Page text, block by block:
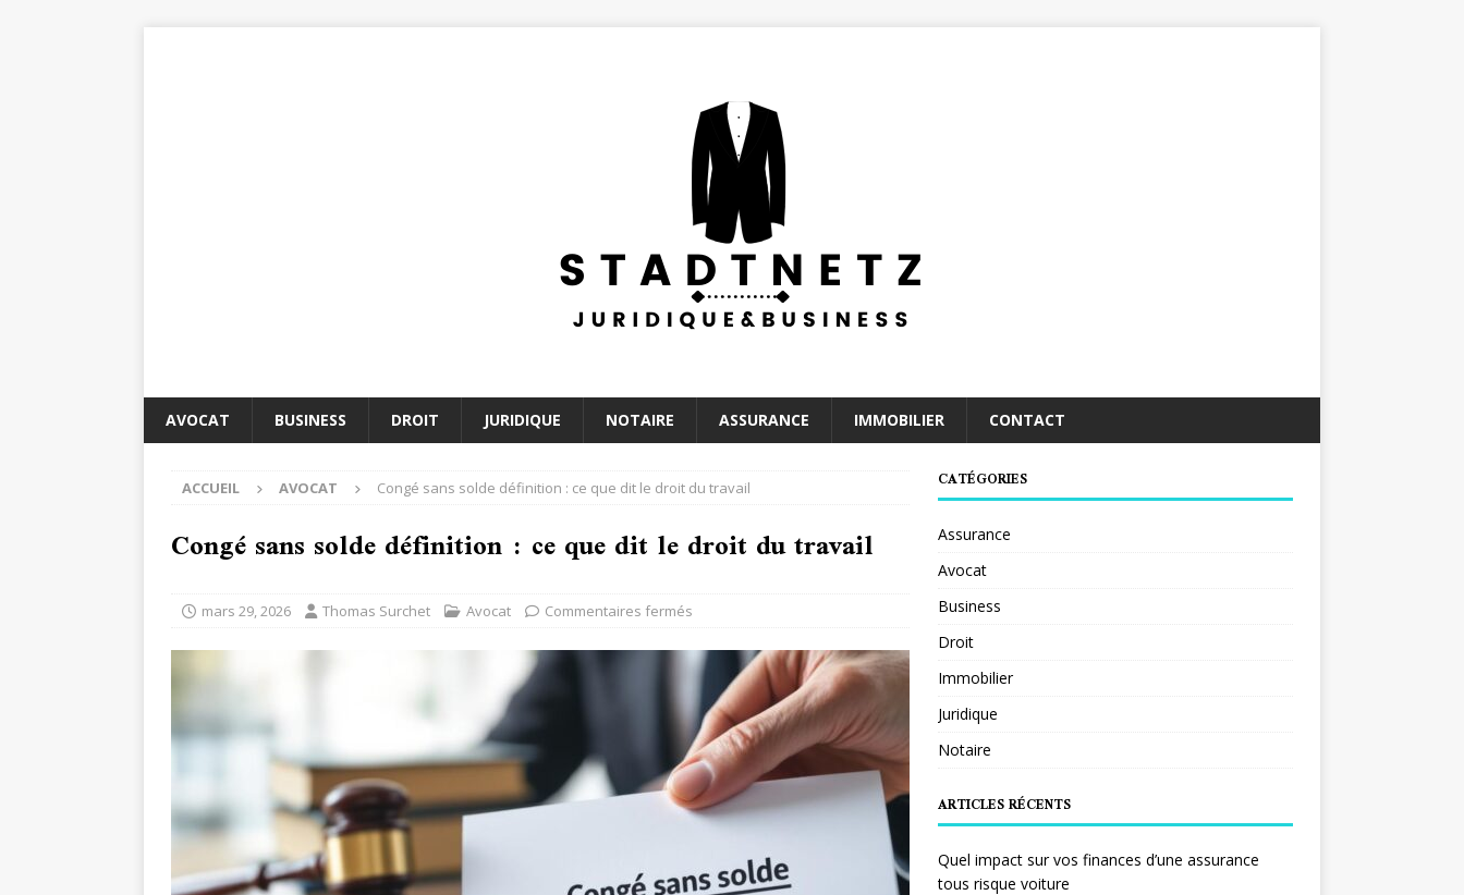
AVOCAT BUSINESS DROIT JURIDIQUE NOTAIRE ASSURANCE IMMOBILIER CONTACT
ACCUEIL AVOCAT Congé sans solde définition : ce que dit le droit du travail
Congé sans solde définition : ce que dit le droit du travail
mars 29, 2026 Thomas Surchet Avocat Commentaires fermés
CATÉGORIES
Assurance
Avocat
Business
Droit
Immobilier
Juridique
Notaire
ARTICLES RÉCENTS
Quel impact sur vos finances d’une assurance
tous risque voiture